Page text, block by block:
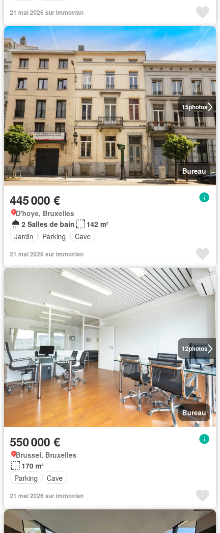
21 mai 2026 sur immovlan
15photos
Bureau
445 000 €
D'hoye, Bruxelles
2 Salles de bain
142 m²
Jardin
Parking Cave
21 mai 2026 sur immovlan
12photos
Bureau
550 000 €
Brussel, Bruxelles
170 m²
Parking
Cave
21 mai 2026 sur immovlan